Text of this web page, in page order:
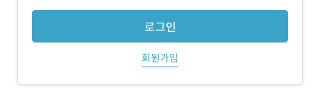
로그인
회원가입